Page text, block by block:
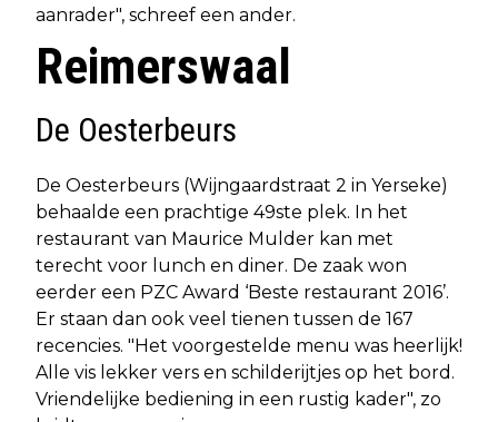
aanrader", schreef een ander.
Reimerswaal
De Oesterbeurs
De Oesterbeurs (Wijngaardstraat 2 in Yerseke)
behaalde een prachtige 49ste plek. In het
restaurant van Maurice Mulder kan met
terecht voor lunch en diner. De zaak won
eerder een PZC Award ‘Beste restaurant 2016’.
Er staan dan ook veel tienen tussen de 167
recencies. "Het voorgestelde menu was heerlijk!
Alle vis lekker vers en schilderijtjes op het bord.
Vriendelijke bediening in een rustig kader", zo